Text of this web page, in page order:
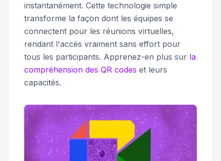
instantanément. Cette technologie simple
transforme la façon dont les équipes se
connectent pour les réunions virtuelles,
rendant l'accès vraiment sans effort pour
tous les participants. Apprenez-en plus sur la
compréhension des QR codes et leurs
capacités.